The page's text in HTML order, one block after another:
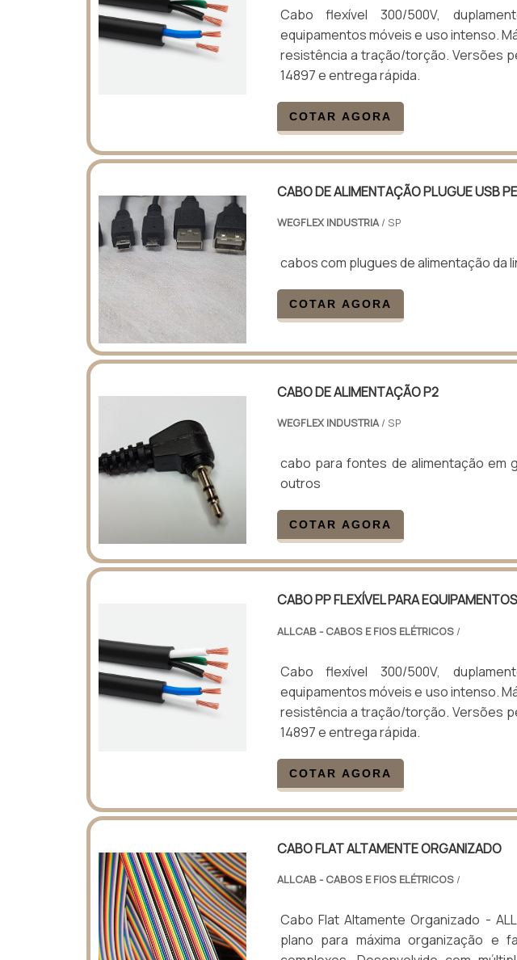
Cabo flexível 300/500V,
equipamentos móveis e uso intenso.
resistência a tração/torção. Versões
14897 e entrega rápida.
COTAR AGORA
CABO DE ALIMENTAÇÃO PLUGUE USB
WEGFLEX INDUSTRIA/ SP
cabos com plugues de alimentação da
COTAR AGORA
CABO DE ALIMENTAÇÃO P2
WEGFLEX INDUSTRIA/ SP
cabo para fontes de alimentação em
outros
COTAR AGORA
CABO PP FLEXÍVEL PARA
ALLCAB - CABOS E FIOS ELÉTRICOS/
Cabo flexível 300/500V,
equipamentos móveis e uso intenso.
resistência a tração/torção. Versões
14897 e entrega rápida.
COTAR AGORA
CABO FLAT ALTAMENTE ORGANIZADO
ALLCAB - CABOS E FIOS ELÉTRICOS/
Cabo Flat Altamente Organizado -
plano para máxima organização e